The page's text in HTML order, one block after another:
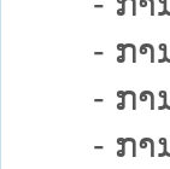
- ການ
- ການ
- ການ